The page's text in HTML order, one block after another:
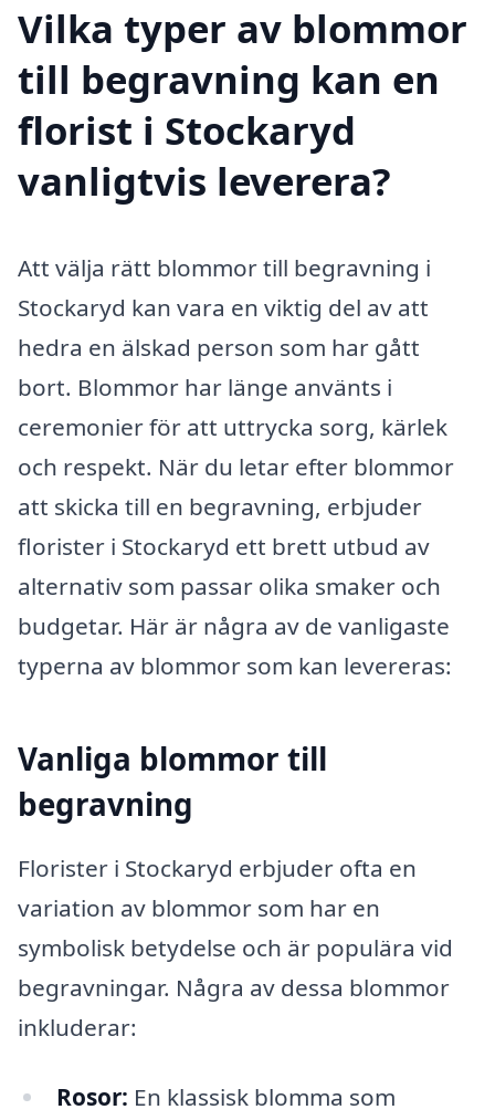
Vilka typer av blommor
till begravning kan en
florist i Stockaryd
vanligtvis leverera?
Att välja rätt blommor till begravning i
Stockaryd kan vara en viktig del av att
hedra en älskad person som har gått
bort. Blommor har länge använts i
ceremonier för att uttrycka sorg, kärlek
och respekt. När du letar efter blommor
att skicka till en begravning, erbjuder
florister i Stockaryd ett brett utbud av
alternativ som passar olika smaker och
budgetar. Här är några av de vanligaste
typerna av blommor som kan levereras:
Vanliga blommor till
begravning
Florister i Stockaryd erbjuder ofta en
variation av blommor som har en
symbolisk betydelse och är populära vid
begravningar. Några av dessa blommor
inkluderar:
Rosor: En klassisk blomma som